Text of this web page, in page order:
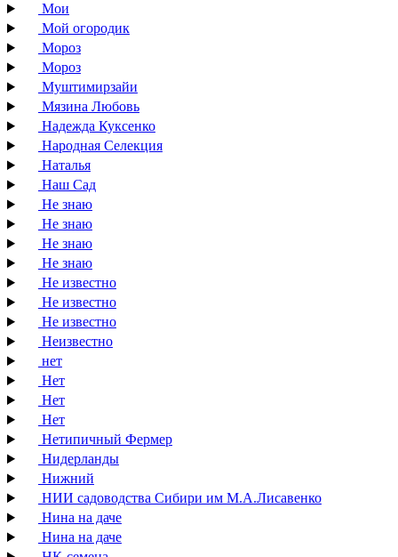
Мои
Мой огородик
Мороз
Мороз
Муштимирзайи
Мязина Любовь
Надежда Куксенко
Народная Селекция
Наталья
Наш Сад
Не знаю
Не знаю
Не знаю
Не знаю
Не известно
Не известно
Не известно
Неизвестно
нет
Нет
Нет
Нет
Нетипичный Фермер
Нидерланды
Нижний
НИИ садоводства Сибири им М.А.Лисавенко
Нина на даче
Нина на даче